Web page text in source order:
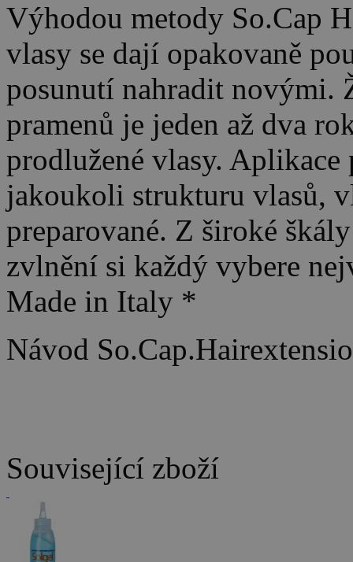
Výhodou metody So.Cap
vlasy se dají opakovaně
posunutí nahradit novými.
pramenů je jeden až dva
prodlužené vlasy. Aplikace
jakoukoli strukturu vlasů,
preparované. Z široké
zvlnění si každý vybere
Made in Italy *
Návod
Související zboží